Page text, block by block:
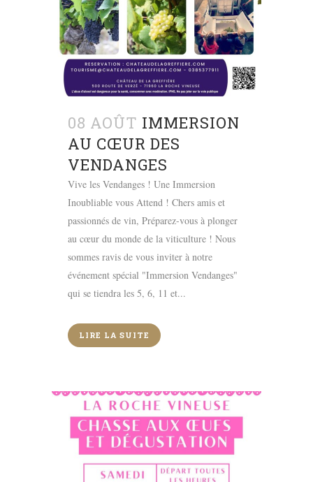
08 AOÛT IMMERSION
AU CŒUR DES
VENDANGES
Vive les Vendanges ! Une Immersion
Inoubliable vous Attend ! Chers amis et
passionnés de vin, Préparez-vous à plonger
au cœur du monde de la viticulture ! Nous
sommes ravis de vous inviter à notre
événement spécial "Immersion Vendanges"
qui se tiendra les 5, 6, 11 et...
LIRE LA SUITE